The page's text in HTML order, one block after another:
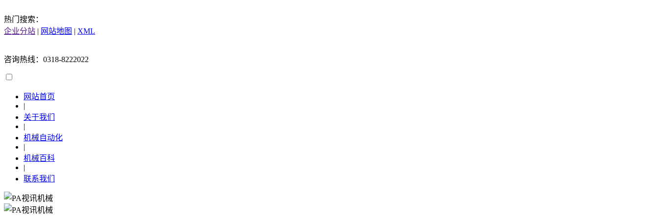
热门搜索：
企业分站 | 网站地图 | XML
咨询热线：0318-8222022
网站首页
|
关于我们
|
机械自动化
|
机械百科
|
联系我们